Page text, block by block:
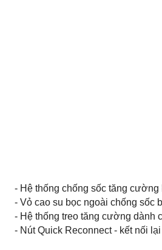
- Hệ thống chống sốc tăng cường
- Vỏ cao su bọc ngoài chống sốc
- Hệ thống treo tăng cường dành
- Nút Quick Reconnect - kết nối